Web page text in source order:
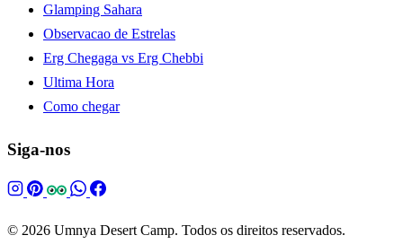
Glamping Sahara
Observacao de Estrelas
Erg Chegaga vs Erg Chebbi
Ultima Hora
Como chegar
Siga-nos
© 2026 Umnya Desert Camp. Todos os direitos reservados.